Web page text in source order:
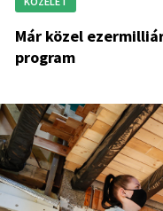
Már közel
program